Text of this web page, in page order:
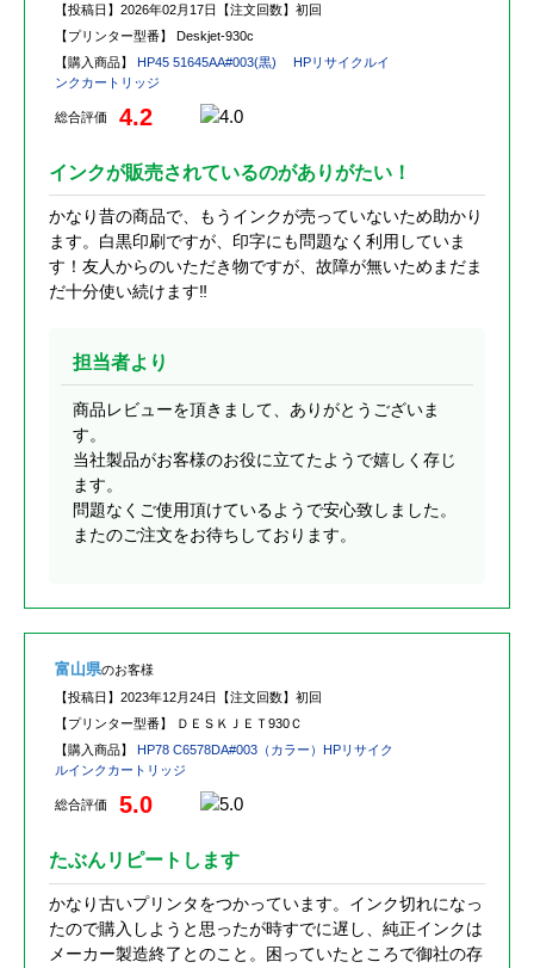
【投稿日】 2026年02月17日 【注文回数】 初回
【プリンター型番】 Deskjet-930c
【購入商品】 HP45 51645AA#003(黒) HPリサイクルイ
ンクカートリッジ
総合評価 4.2
インクが販売されているのがありがたい！
かなり昔の商品で、もうインクが売っていないため助かり
ます。白黒印刷ですが、印字にも問題なく利用していま
す！友人からのいただき物ですが、故障が無いためまだま
だ十分使い続けます‼︎
担当者より
商品レビューを頂きまして、ありがとうございま
す。
当社製品がお客様のお役に立てたようで嬉しく存じ
ます。
問題なくご使用頂けているようで安心致しました。
またのご注文をお待ちしております。
富山県のお客様
【投稿日】 2023年12月24日 【注文回数】 初回
【プリンター型番】
ＤＥＳＫＪＥＴ930Ｃ
【購入商品】 HP78 C6578DA#003（カラー）HPリサイク
ルインクカートリッジ
総合評価 5.0
たぶんリピートします
かなり古いプリンタをつかっています。インク切れになっ
たので購入しようと思ったが時すでに遅し、純正インクは
メーカー製造終了とのこと。困っていたところで御社の存